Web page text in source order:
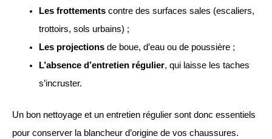
Les frottementscontre des surfaces sales (escaliers,
trottoirs, sols urbains) ;
Les projectionsde boue, d’eau ou de poussière ;
L’absence d’entretien régulier, qui laisse les taches
s’incruster.
Un bon nettoyage et un entretien régulier sont donc essentiels
pour conserver la blancheur d’origine de vos chaussures.